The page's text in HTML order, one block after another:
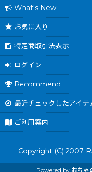
What's New
お気に入り
特定商取引法表示
ログイン
Recommend
最近チェックしたアイテ
ご利用案内
Copyright (C) 2007
Powered by おちゃ